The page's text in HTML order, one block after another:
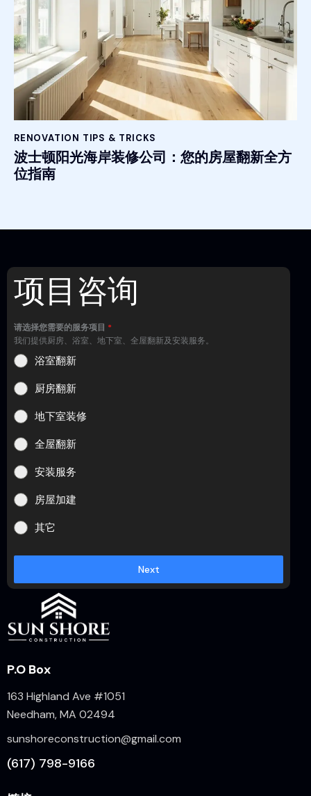
RENOVATION TIPS & TRICKS
波士顿阳光海岸装修公司：您的房屋翻新全方
位指南
项目咨询
请选择您需要的服务项目 *
我们提供厨房、浴室、地下室、全屋翻新及安装服务。
浴室翻新
厨房翻新
地下室装修
全屋翻新
安装服务
房屋加建
其它
Next
P.O Box
163 Highland Ave #1051
Needham, MA 02494
sunshoreconstruction@gmail.com
(617) 798-9166